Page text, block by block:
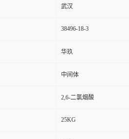
武汉
38496-18-3
华玖
中间体
2,6-二氯烟酸
25KG